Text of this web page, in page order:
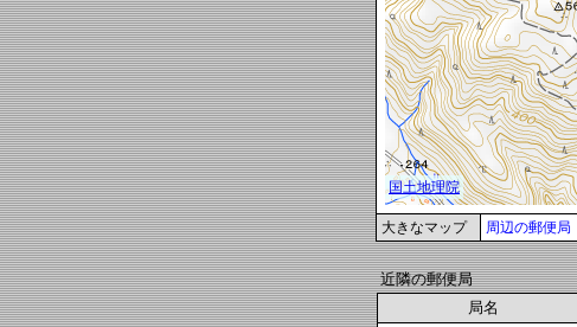
大きなマップ 周辺の郵便局
近隣の郵便局
局名